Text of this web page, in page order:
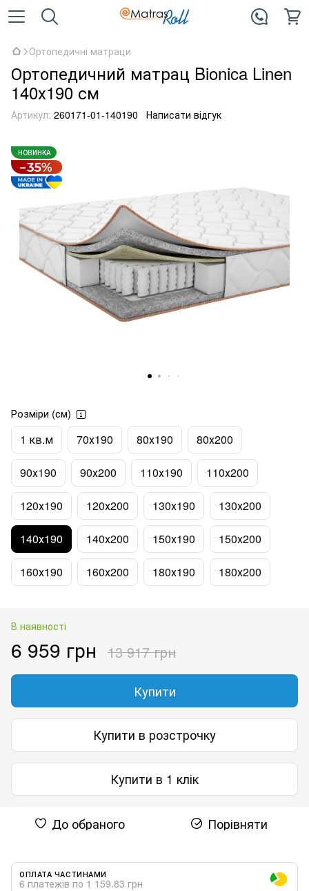
Ортопедичні матраци
Ортопедичний матрац Bionica Linen
140х190 см
Артикул: 260171-01-140190 Написати відгук
НОВИНКА
Розміри (см)
1 кв.м 70х190 80х190 80х200
90х190 90х200 110х190 110х200
120х190 120х200 130х190 130х200
140х190 140х200 150х190 150х200
160х190 160х200 180х190 180х200
В наявності
6 959 грн 13 917 грн
Купити
Купити в розстрочку
Купити в 1 клік
До обраного Порівняти
ОПЛАТА ЧАСТИНАМИ
6 платежів по 1 159.83 грн